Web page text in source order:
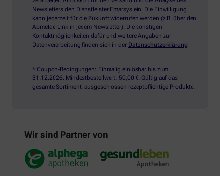
Newsletters den Dienstleister Emarsys ein. Die Einwilligung
kann jederzeit für die Zukunft widerrufen werden (z.B. über den
Abmelde-Link in jedem Newsletter). Die sonstigen
Kontaktmöglichkeiten dafür und weitere Angaben zur
Datenverarbeitung finden sich in der Datenschutzerklärung
* Coupon-Bedingungen: Einmalig einlösbar bis zum
31.12.2026. Mindestbestellwert: 50,00 €. Gültig auf das
gesamte Sortiment, ausgeschlossen rezeptpflichtige Produkte.
Wir sind Partner von